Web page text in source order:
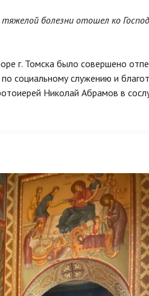
болезни отошел ко
г. Томска было совершено
социальному служению и
Николай Абрамов в